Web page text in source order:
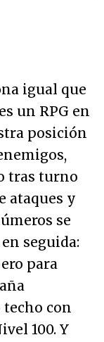
igual que
un RPG en
posición
tras turno
ataques y
se
seguida:
para
con
100. Y